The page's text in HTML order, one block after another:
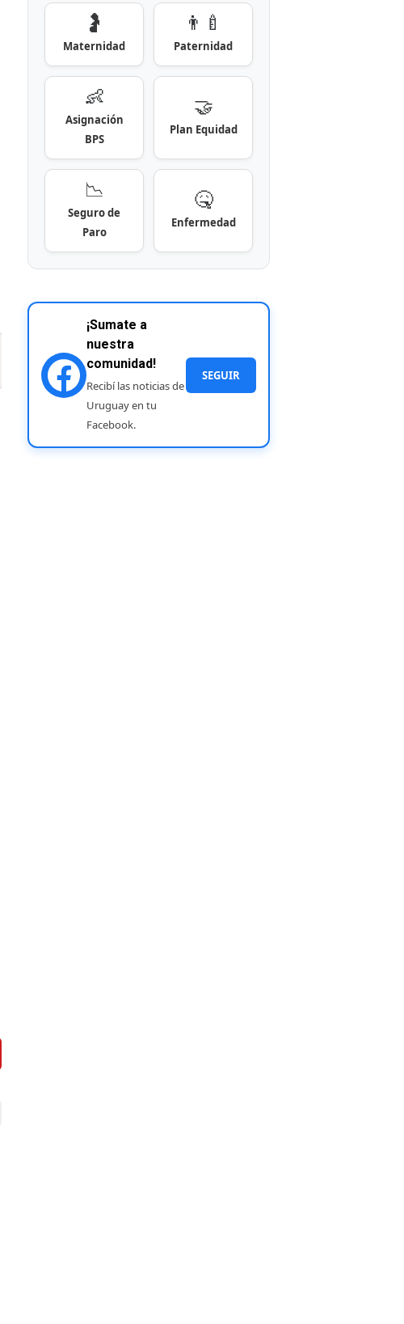
🤰
Maternidad
👨‍🍼
Paternidad
👶
Asignación
BPS
🤝
Plan Equidad
📉
Seguro de
Paro
🤒
Enfermedad
¡Sumate a
nuestra
comunidad!
Recibí las noticias de
Uruguay en tu
Facebook.
SEGUIR